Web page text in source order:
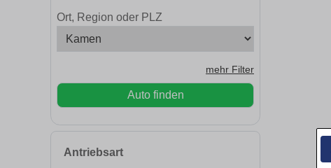
Ort, Region oder PLZ
mehr Filter
Auto finden
Antriebsart